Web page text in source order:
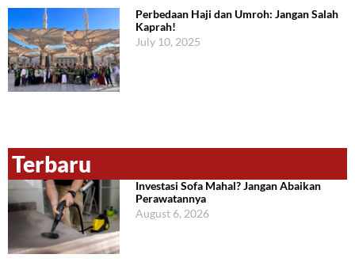
Perbedaan Haji dan Umroh: Jangan Salah
Kaprah!
July 10, 2025
Terbaru
Investasi Sofa Mahal? Jangan Abaikan
Perawatannya
August 6, 2026